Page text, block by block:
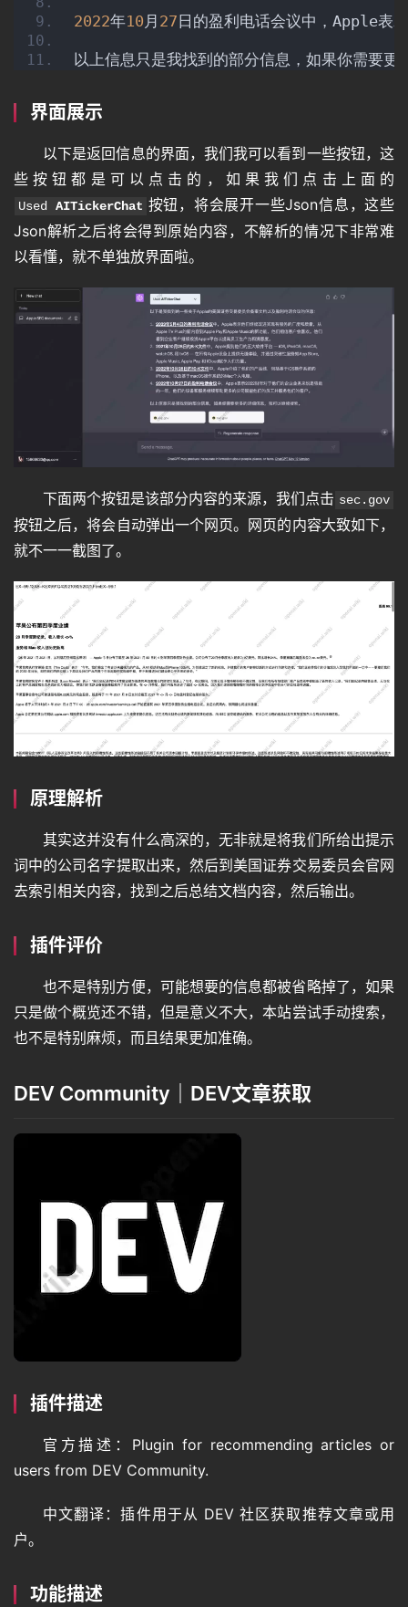
首
页
语
像
绘
音
视
其
问
登录 注册
2022年10 月 27日的盈利电话会议中，Apple表示
以上信息只是我找到的部分信息，如果你需要更
界面展示
以下是返回信息的界面，我们我可以看到一些按钮，这
些按钮都是可以点击的，如果我们点击上面的
Used AITickerChat 按钮，将会展开一些Json信息，这些
Json解析之后将会得到原始内容，不解析的情况下非常难
以看懂，就不单独放界面啦。
下面两个按钮是该部分内容的来源，我们点击 sec.gov
按钮之后，将会自动弹出一个网页。网页的内容大致如下，
就不一一截图了。
原理解析
其实这并没有什么高深的，无非就是将我们所给出提示
词中的公司名字提取出来，然后到美国证券交易委员会官网
去索引相关内容，找到之后总结文档内容，然后输出。
插件评价
也不是特别方便，可能想要的信息都被省略掉了，如果
只是做个概览还不错，但是意义不大，本站尝试手动搜索，
也不是特别麻烦，而且结果更加准确。
DEV Community｜DEV文章获取
插件描述
官方描述：Plugin for recommending articles or
users from DEV Community.
中文翻译：插件用于从 DEV 社区获取推荐文章或用
户。
功能描述